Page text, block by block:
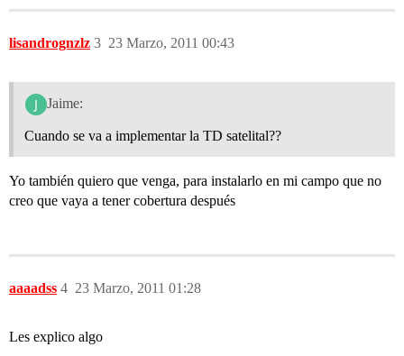
lisandrognzlz 23 Marzo, 2011 00:43
3
Jaime:
Cuando se va a implementar la TD satelital??
Yo también quiero que venga, para instalarlo en mi campo que no
creo que vaya a tener cobertura después
aaaadss 23 Marzo, 2011 01:28
4
Les explico algo